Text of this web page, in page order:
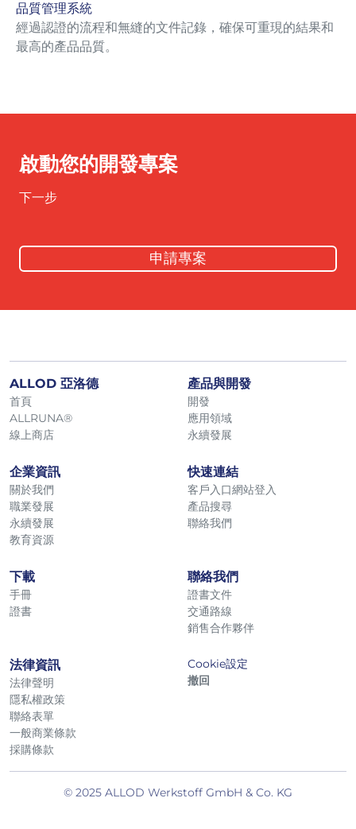
品質管理系統
經過認證的流程和無縫的文件記錄，確保可重現的結果和
最高的產品品質。
啟動您的開發專案
下一步
申請專案
ALLOD 亞洛德
首頁
ALLRUNA®
線上商店
產品與開發
開發
應用領域
永續發展
企業資訊
關於我們
職業發展
永續發展
教育資源
快速連結
客戶入口網站登入
產品搜尋
聯絡我們
下載
手冊
證書
聯絡我們
證書文件
交通路線
銷售合作夥伴
法律資訊
法律聲明
隱私權政策
聯絡表單
一般商業條款
採購條款
Cookie設定
撤回
© 2025 ALLOD Werkstoff GmbH & Co. KG